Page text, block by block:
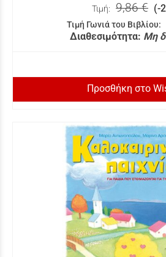
Τιμή: 9,86 € (-
Τιμή Γωνιά του Βιβλίου:
Διαθεσιμότητα: Μη
Προσθήκη στο